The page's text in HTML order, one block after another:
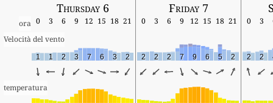
Thursday 6 Friday 7
ora 0 3 6 9 12 15 18 21 0 3 6 9 12 15 18 21 0 3
Velocità del vento
1 1 2 3 7 6 3 2 2 2 2 7 9 6 5 2 2 2
temperatura